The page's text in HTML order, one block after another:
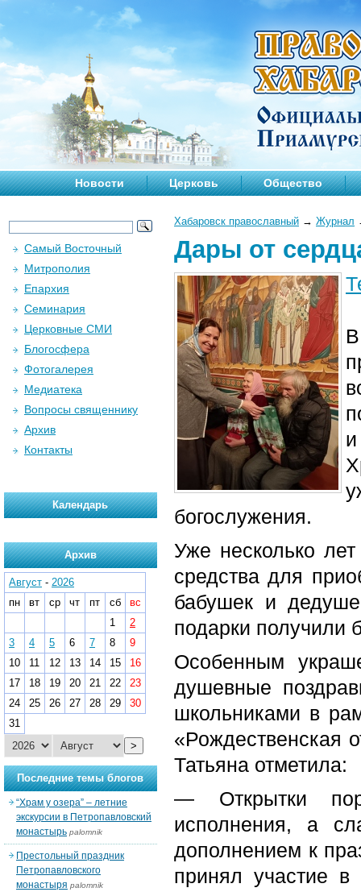
Новости Церковь Общество
Хабаровск православный → Журнал
Дары от
богослужения.
Уже несколько
средства для
бабушек и
подарки получили
Особенным
душевные
школьниками в
«Рождественская
Татьяна отметила:
— Открытки
исполнения, а
дополнением к
принял участие
Самый Восточный
Митрополия
Епархия
Семинария
Церковные СМИ
Блогосфера
Фотогалерея
Медиатека
Вопросы священнику
Архив
Контакты
Календарь
Архив
Август - 2026
пн
вт ср чт пт сб
вс
1
2
3
4 5 6 7 8
9
10
11 12 13 14 15
16
17
18 19 20 21 22
23
24
25 26 27 28 29
30
31
>
Последние темы блогов
“Храм у озера” – летние
экскурсии в Петропавловский
монастырь palomnik
Престольный праздник
Петропавловского
монастыря palomnik